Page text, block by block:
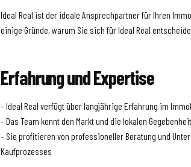
Ideal Real ist der ideale Ansprechpartner für Ihren
einige Gründe, warum Sie sich für Ideal Real
Erfahrung und Expertise
– Ideal Real verfügt über langjährige Erfahrung im
– Das Team kennt den Markt und die lokalen
– Sie profitieren von professioneller Beratung und
Kaufprozesses